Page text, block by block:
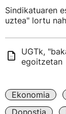
Sindikatuaren
uztea" lortu
UGTk,
egoitzetan
Ekonomia
Donostia